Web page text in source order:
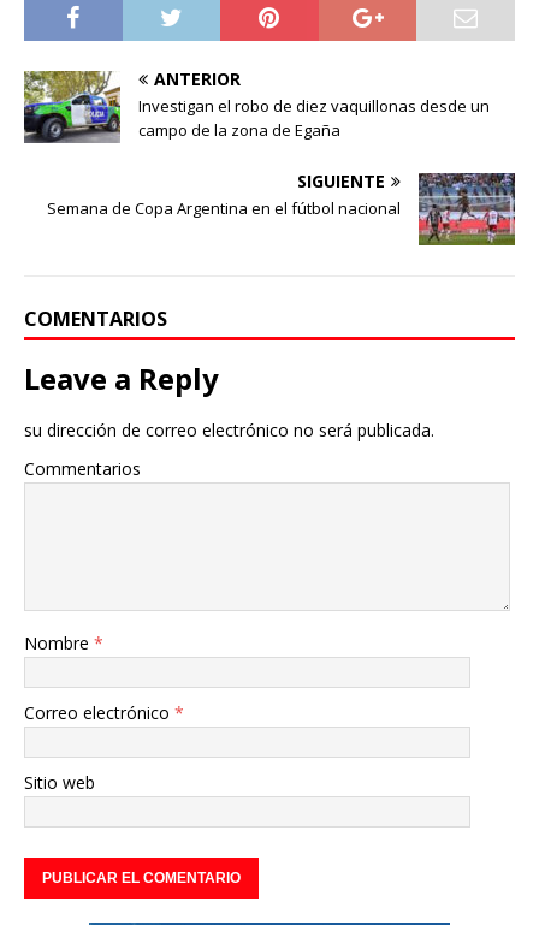
ANTERIOR
Investigan el robo de diez vaquillonas desde un
campo de la zona de Egaña
SIGUIENTE
Semana de Copa Argentina en el fútbol nacional
COMENTARIOS
Leave a Reply
su dirección de correo electrónico no será publicada.
Commentarios
Nombre *
Correo electrónico *
Sitio web